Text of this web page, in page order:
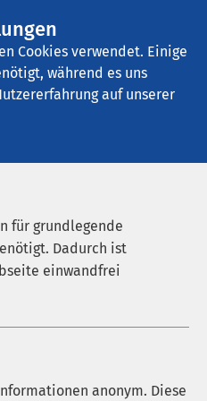
Cookies verwendet. Einige
während es uns
auf unserer
für grundlegende
Dadurch ist
einwandfrei
anonym. Diese